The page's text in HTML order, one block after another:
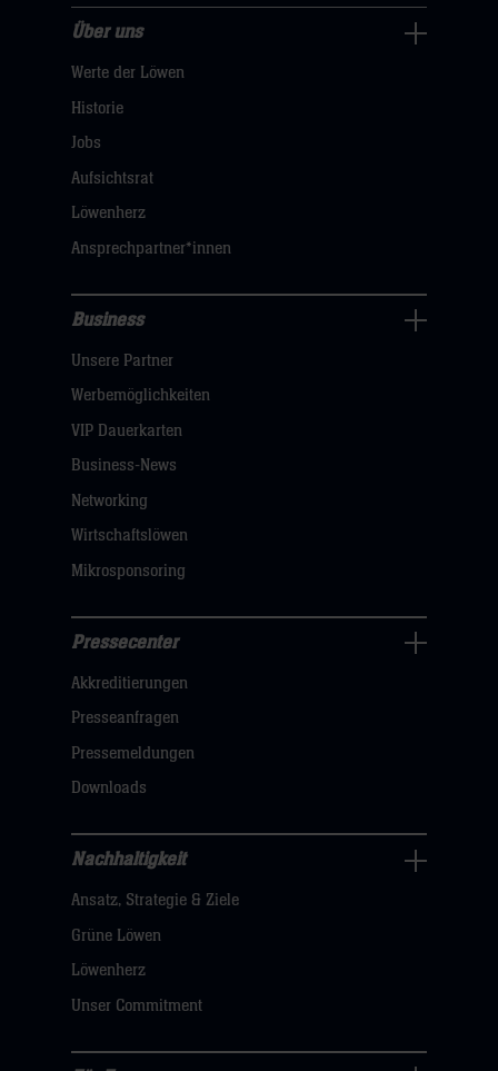
uns
Navigation
öffnen,
hier
Über uns
Werte der Löwen
Historie
Jobs
Aufsichtsrat
Löwenherz
Ansprechpartner*innen
Navigation
öffnen,
dann
klicken
Business
Unsere Partner
Werbemöglichkeiten
VIP Dauerkarten
Business-News
Networking
Wirtschaftslöwen
Mikrosponsoring
Navigation
öffnen,
dann
klicken
hier
Pressecenter
Akkreditierungen
Presseanfragen
Pressemeldungen
Downloads
Nachhaltigkeit
Navigation
öffnen,
dann
hier
Nachhaltigkeit
Ansatz, Strategie & Ziele
Grüne Löwen
Löwenherz
Unser Commitment